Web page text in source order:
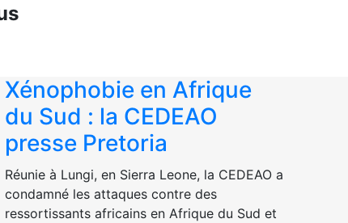
Xénophobie en Afrique
du Sud : la CEDEAO
presse Pretoria
Réunie à Lungi, en Sierra Leone, la CEDEAO a
condamné les attaques contre des
ressortissants africains en Afrique du Sud et